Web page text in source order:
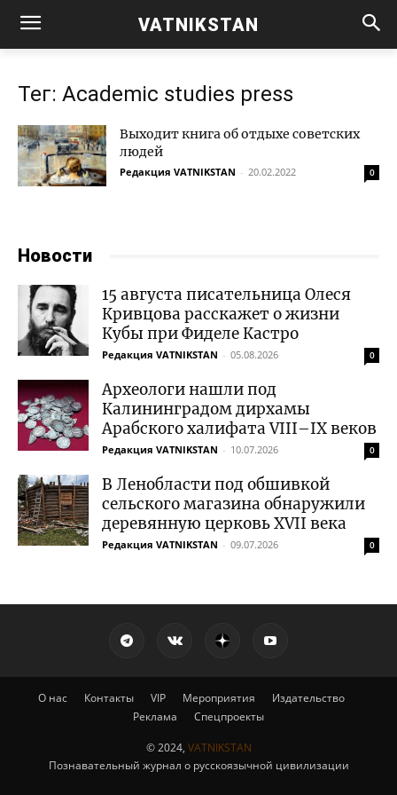
VATNIKSTAN
Тег: Academic studies press
Выходит книга об отдыхе советских
людей
Редакция VATNIKSTAN - 20.02.2022 0
Новости
15 августа писательница Олеся
Кривцова расскажет о жизни
Кубы при Фиделе Кастро
Редакция VATNIKSTAN - 05.08.2026 0
Археологи нашли под
Калининградом дирхамы
Арабского халифата VIII–IX веков
Редакция VATNIKSTAN - 10.07.2026 0
В Ленобласти под обшивкой
сельского магазина обнаружили
деревянную церковь XVII века
Редакция VATNIKSTAN - 09.07.2026 0
О нас Контакты VIP Мероприятия
Издательство
Реклама
Спецпроекты
© 2024, VATNIKSTAN
Познавательный журнал о русскоязычной цивилизации